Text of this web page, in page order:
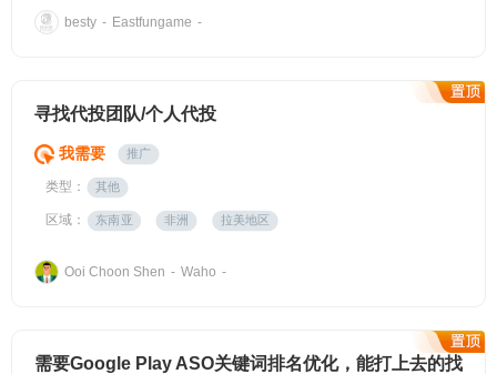
besty - Eastfungame -
寻找代投团队/个人代投
我需要 推广
类型： 其他
区域： 东南亚 非洲 拉美地区
Ooi Choon Shen - Waho -
需要Google Play ASO关键词排名优化，能打上去的找